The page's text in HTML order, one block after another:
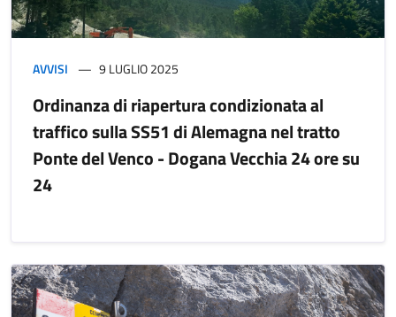
AVVISI 9 LUGLIO 2025
Ordinanza di riapertura condizionata al
traffico sulla SS51 di Alemagna nel tratto
Ponte del Venco - Dogana Vecchia 24 ore su
24